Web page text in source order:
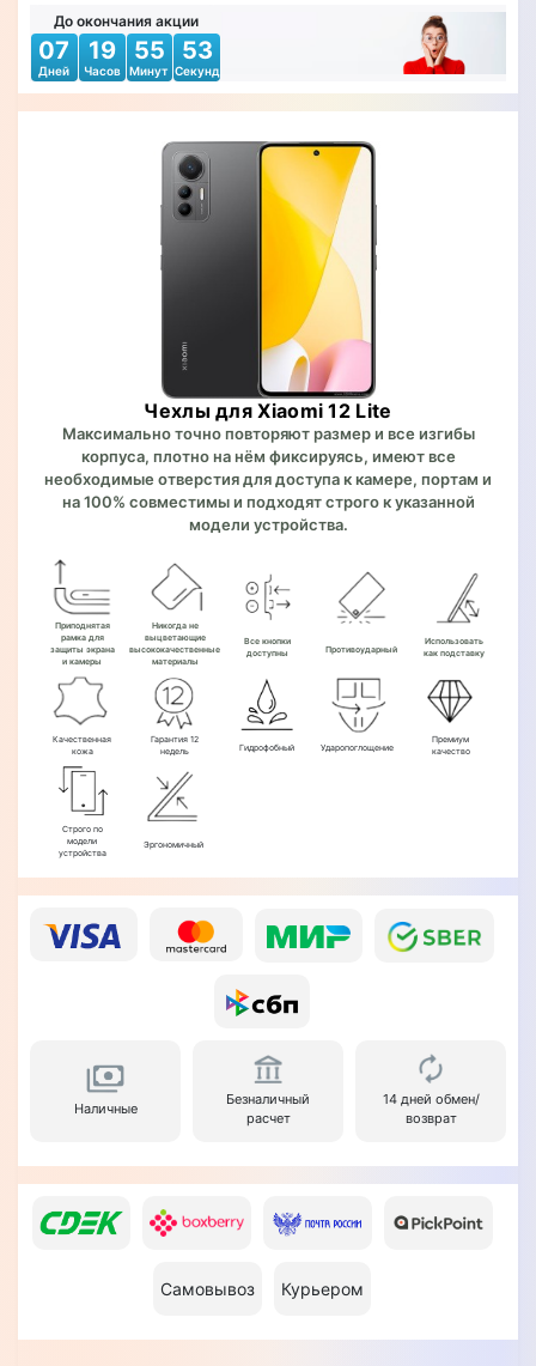
До окончания акции
07
Дней
19
Часов
55
Минут
51
Секунд
Чехлы для Xiaomi 12 Lite
Максимально точно повторяют размер и все изгибы
корпуса, плотно на нём фиксируясь, имеют все
необходимые отверстия для доступа к камере, портам и
на 100% совместимы и подходят строго к указанной
модели устройства.
Приподнятая
рамка для
защиты экрана
и камеры
Никогда не
выцветающие
высококачественные
материалы
Все кнопки
доступны
Противоударный
Использовать
как подставку
Качественная
кожа
Гарантия 12
недель
Гидрофобный Ударопоглощение
Премиум
качество
Строго по
модели
устройства
Эргономичный
Наличные
Безналичный
расчет
14 дней обмен/
возврат
Самовывоз Курьером